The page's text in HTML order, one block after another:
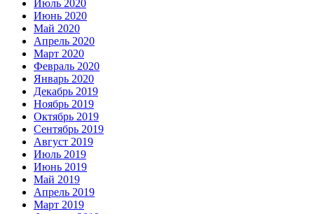
Июль 2020
Июнь 2020
Май 2020
Апрель 2020
Март 2020
Февраль 2020
Январь 2020
Декабрь 2019
Ноябрь 2019
Октябрь 2019
Сентябрь 2019
Август 2019
Июль 2019
Июнь 2019
Май 2019
Апрель 2019
Март 2019